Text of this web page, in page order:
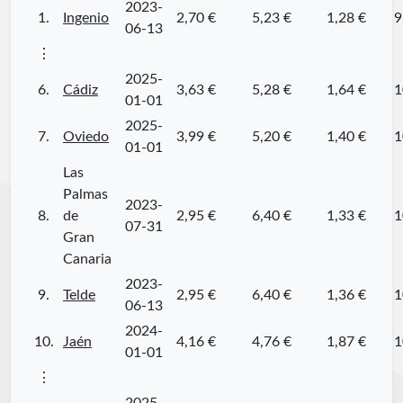
1. Ingenio
2023-
06-13
2,70 € 5,23 € 1,28 €
⋮
6. Cádiz
2025-
01-01
3,63 € 5,28 € 1,64 €
7. Oviedo
2025-
01-01
3,99 € 5,20 € 1,40 €
8.
Las
Palmas
de
Gran
Canaria
2023-
07-31
2,95 € 6,40 € 1,33 €
9. Telde
2023-
06-13
2,95 € 6,40 € 1,36 €
10. Jaén
2024-
01-01
4,16 € 4,76 € 1,87 €
⋮